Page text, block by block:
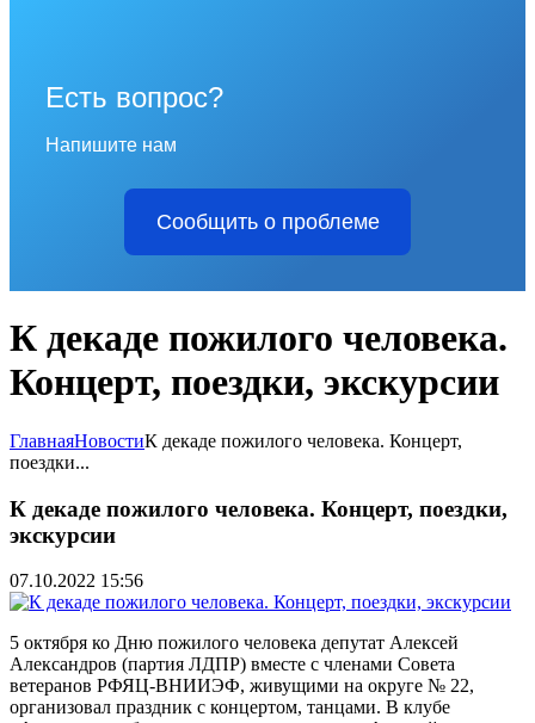
Есть вопрос?
Напишите нам
Сообщить о проблеме
К декаде пожилого человека.
Концерт, поездки, экскурсии
ГлавнаяНовостиК декаде пожилого человека. Концерт,
поездки...
К декаде пожилого человека. Концерт, поездки,
экскурсии
07.10.2022 15:56
5 октября ко Дню пожилого человека депутат Алексей
Александров (партия ЛДПР) вместе с членами Совета
ветеранов РФЯЦ-ВНИИЭФ, живущими на округе № 22,
организовал праздник с концертом, танцами. В клубе